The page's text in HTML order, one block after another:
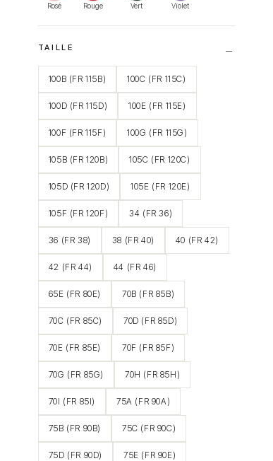
Rosé Rouge Vert Violet
TAILLE
100B (FR 115B) 100C (FR 115C)
100D (FR 115D) 100E (FR 115E)
100F (FR 115F) 100G (FR 115G)
105B (FR 120B) 105C (FR 120C)
105D (FR 120D) 105E (FR 120E)
105F (FR 120F) 34 (FR 36)
36 (FR 38) 38 (FR 40) 40 (FR 42)
42 (FR 44) 44 (FR 46)
65E (FR 80E) 70B (FR 85B)
70C (FR 85C) 70D (FR 85D)
70E (FR 85E) 70F (FR 85F)
70G (FR 85G) 70H (FR 85H)
70I (FR 85I) 75A (FR 90A)
75B (FR 90B) 75C (FR 90C)
75D (FR 90D) 75E (FR 90E)